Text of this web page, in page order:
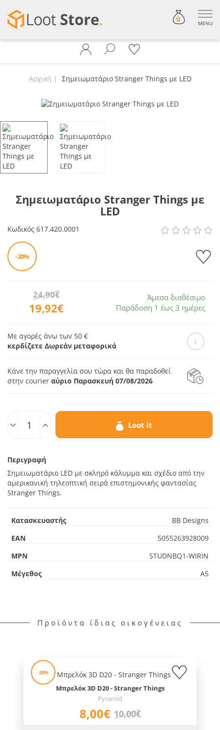
0 MENU
Αρχική Σημειωματάριο Stranger Things με LED
Σημειωματάριο Stranger Things με
LED
Κωδικός 617.420.0001
- 20%
19,92€
24,90€
Άμεσα διαθέσιμο
Παράδοση 1 έως 3 ημέρες
Με αγορές άνω των 50 €
κερδίζετε Δωρεάν μεταφορικά
Κάνε την παραγγελία σου τώρα και θα παραδοθεί
στην courier αύριο Παρασκευή 07/08/2026
Loot it
Περιγραφή
Σημειωματάριο LED με σκληρό κάλυμμα και σχέδιο από την
αμερικανική τηλεοπτική σειρά επιστημονικής φαντασίας
Stranger Things.
Κατασκευαστής
BB Designs
EAN
5055263928009
MPN
STUDNBQ1-WIRIN
Μέγεθος
A5
Προϊόντα ίδιας οικογένειας
-20%
Μπρελόκ 3D D20 - Stranger Things
Pyramid
8,00€ 10,00€